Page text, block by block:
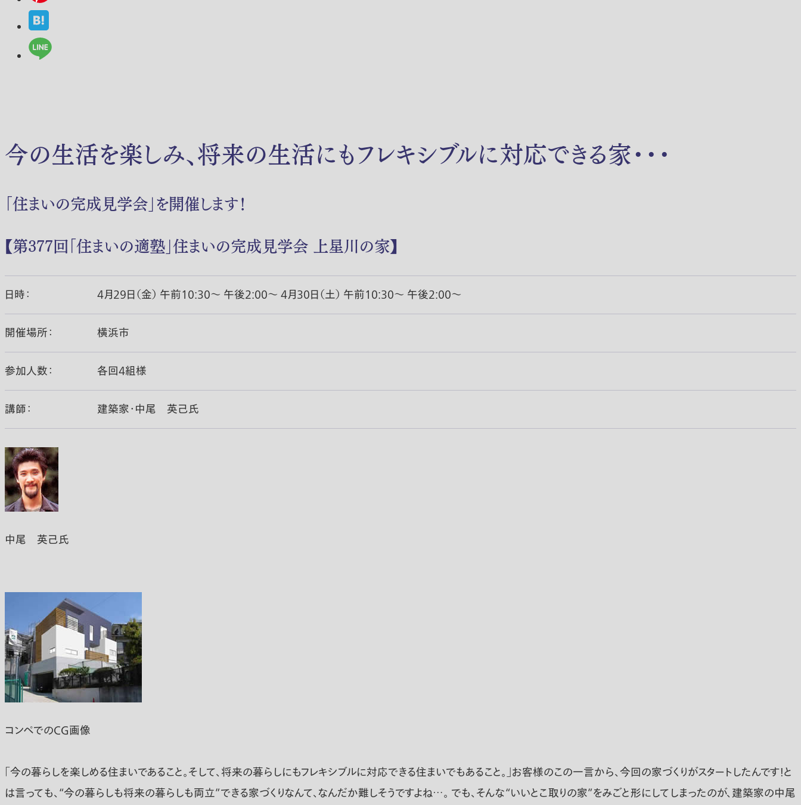
今の生活を楽しみ、将来の生活にもフレキシブルに対応できる家・・・
「住まいの完成見学会」を開催します！
【第377回「住まいの適塾」住まいの完成見学会 上星川の家】
日時： 4月29日（金） 午前10:30〜 午後2:00〜 4月30日（土） 午前10:30〜 午後2:00〜
開催場所： 横浜市
参加人数： 各回4組様
講師： 建築家・中尾 英己氏
中尾 英己氏
コンペでのCG画像
「今の暮らしを楽しめる住まいであること。そして、将来の暮らしにもフレキシブルに対応できる住まいでもあること。」お客様のこの一言から、今回の家づくりがスタートしたんです！と
は言っても、“今の暮らしも将来の暮らしも両立”できる家づくりなんて、なんだか難しそうですよね…。 でも、そんな“いいとこ取りの家”をみごと形にしてしまったのが、建築家の中尾